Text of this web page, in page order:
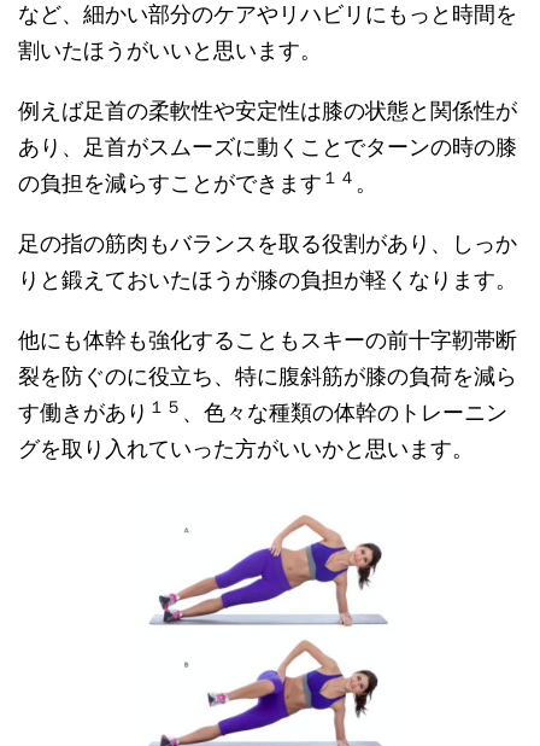
など、細かい部分のケアやリハビリにもっと時間を
割いたほうがいいと思います。
例えば足首の柔軟性や安定性は膝の状態と関係性が
あり、足首がスムーズに動くことでターンの時の膝
の負担を減らすことができます １４ 。
足の指の筋肉もバランスを取る役割があり、しっか
りと鍛えておいたほうが膝の負担が軽くなります。
他にも体幹も強化することもスキーの前十字靭帯断
裂を防ぐのに役立ち、特に腹斜筋が膝の負荷を減ら
す働きがあり １５ 、色々な種類の体幹のトレーニン
グを取り入れていった方がいいかと思います。